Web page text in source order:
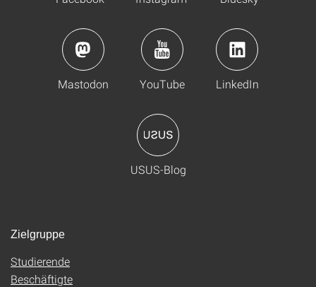
Mastodon YouTube LinkedIn
USUS-Blog
Zielgruppe
Studierende
Beschäftigte